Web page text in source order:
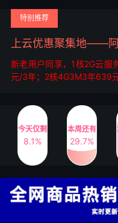
特别推荐
上云优惠聚集地——
新老用户同享，1核2G云服
元/3年；2核4G3M3年639
今天仅剩
8.1%
本周还有
29.7%